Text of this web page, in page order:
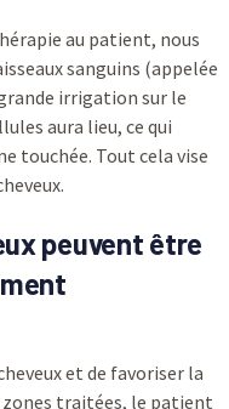
au patient, nous
sanguins (appelée
irrigation sur le
aura lieu, ce qui
touchée. Tout cela vise
peuvent être
et de favoriser la
zones traitées, le patient